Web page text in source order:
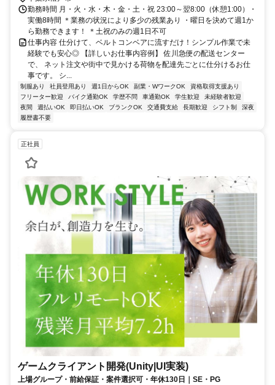
歩15分※車・バイク・自転車通勤可能
勤務時間 月・火・水・木・金・土・祝 23:00～翌8:00（休憩1:00）・
実働8時間 ＊業務の状況により多少の残業あり ・曜日を決めて週1か
ら勤務できます！ ＊土祝のみの週1日不可
仕事内容 仕分けて、ベルトコンベアに流すだけ！シンプル作業で未
経験でも安心◎ 【詳しいお仕事内容例】 佐川急便の配送センター
で、 ネット注文や街中で見かける荷物を配達先ごとに仕分けるお仕
事です。 シ...
制服あり 社員登用あり 週1日からOK 副業・WワークOK
資格取得支援あり
フリーター歓迎
バイク通勤OK 学歴不問 車通勤OK 学生歓迎
未経験者歓迎
夜間
週払いOK 即日払いOK ブランクOK 交通費支給 長期歓迎 シフト制
深夜
履歴書不要
正社員
ゲームクライアント開発(Unity|UI実装)
上場グループ・前給保証・案件選択可・年休130日｜SE・PG